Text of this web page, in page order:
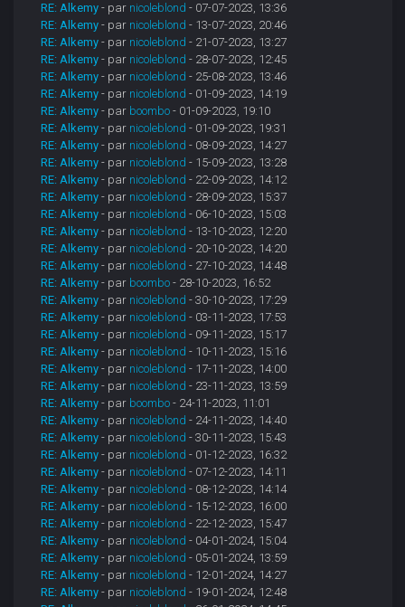
RE: Alkemy - par nicoleblond - 07-07-2023, 13:36
RE: Alkemy - par nicoleblond - 13-07-2023, 20:46
RE: Alkemy - par nicoleblond - 21-07-2023, 13:27
RE: Alkemy - par nicoleblond - 28-07-2023, 12:45
RE: Alkemy - par nicoleblond - 25-08-2023, 13:46
RE: Alkemy - par nicoleblond - 01-09-2023, 14:19
RE: Alkemy - par boombo - 01-09-2023, 19:10
RE: Alkemy - par nicoleblond - 01-09-2023, 19:31
RE: Alkemy - par nicoleblond - 08-09-2023, 14:27
RE: Alkemy - par nicoleblond - 15-09-2023, 13:28
RE: Alkemy - par nicoleblond - 22-09-2023, 14:12
RE: Alkemy - par nicoleblond - 28-09-2023, 15:37
RE: Alkemy - par nicoleblond - 06-10-2023, 15:03
RE: Alkemy - par nicoleblond - 13-10-2023, 12:20
RE: Alkemy - par nicoleblond - 20-10-2023, 14:20
RE: Alkemy - par nicoleblond - 27-10-2023, 14:48
RE: Alkemy - par boombo - 28-10-2023, 16:52
RE: Alkemy - par nicoleblond - 30-10-2023, 17:29
RE: Alkemy - par nicoleblond - 03-11-2023, 17:53
RE: Alkemy - par nicoleblond - 09-11-2023, 15:17
RE: Alkemy - par nicoleblond - 10-11-2023, 15:16
RE: Alkemy - par nicoleblond - 17-11-2023, 14:00
RE: Alkemy - par nicoleblond - 23-11-2023, 13:59
RE: Alkemy - par boombo - 24-11-2023, 11:01
RE: Alkemy - par nicoleblond - 24-11-2023, 14:40
RE: Alkemy - par nicoleblond - 30-11-2023, 15:43
RE: Alkemy - par nicoleblond - 01-12-2023, 16:32
RE: Alkemy - par nicoleblond - 07-12-2023, 14:11
RE: Alkemy - par nicoleblond - 08-12-2023, 14:14
RE: Alkemy - par nicoleblond - 15-12-2023, 16:00
RE: Alkemy - par nicoleblond - 22-12-2023, 15:47
RE: Alkemy - par nicoleblond - 04-01-2024, 15:04
RE: Alkemy - par nicoleblond - 05-01-2024, 13:59
RE: Alkemy - par nicoleblond - 12-01-2024, 14:27
RE: Alkemy - par nicoleblond - 19-01-2024, 12:48